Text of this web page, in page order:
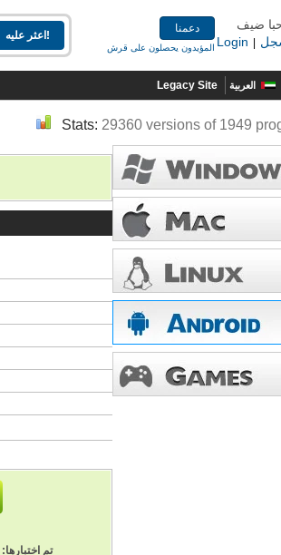
دعمنا
المؤيدون يحصلون على قرش
ضيف
Login
Legacy Site العربية
Stats: 29360 versions of 1949
تم اختبارها: